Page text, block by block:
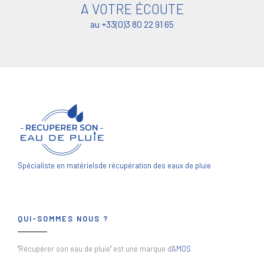
A VOTRE ÉCOUTE
au +33(0)3 80 22 91 65
Spécialiste en matérielsde récupération des eaux de pluie
QUI-SOMMES NOUS ?
"Récupérer son eau de pluie" est une marque d'AMOS